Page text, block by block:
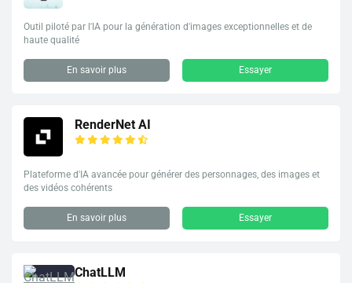
Outil piloté par l'IA pour la génération d'images exceptionnelles et de
haute qualité
En savoir plus Essayer
RenderNet AI
Plateforme d'IA avancée pour générer des personnages, des images et
des vidéos cohérents
En savoir plus Essayer
ChatLLM